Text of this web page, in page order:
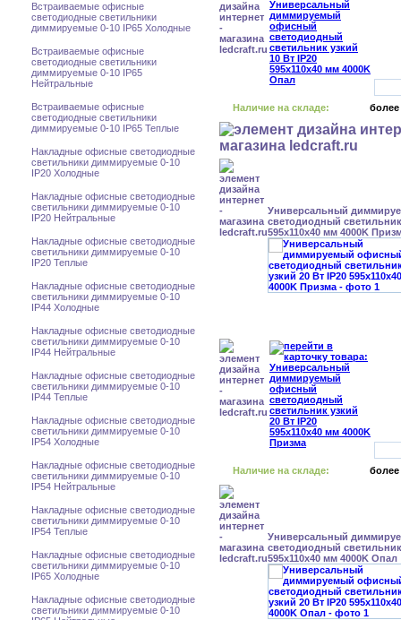
Встраиваемые офисные
светодиодные светильники
диммируемые 0-10 IP65 Холодные
Встраиваемые офисные
светодиодные светильники
диммируемые 0-10 IP65
Нейтральные
Встраиваемые офисные
светодиодные светильники
диммируемые 0-10 IP65 Теплые
Накладные офисные светодиодные
светильники диммируемые 0-10
IP20 Холодные
Накладные офисные светодиодные
светильники диммируемые 0-10
IP20 Нейтральные
Накладные офисные светодиодные
светильники диммируемые 0-10
IP20 Теплые
Накладные офисные светодиодные
светильники диммируемые 0-10
IP44 Холодные
Накладные офисные светодиодные
светильники диммируемые 0-10
IP44 Нейтральные
Накладные офисные светодиодные
светильники диммируемые 0-10
IP44 Теплые
Накладные офисные светодиодные
светильники диммируемые 0-10
IP54 Холодные
Накладные офисные светодиодные
светильники диммируемые 0-10
IP54 Нейтральные
Накладные офисные светодиодные
светильники диммируемые 0-10
IP54 Теплые
Накладные офисные светодиодные
светильники диммируемые 0-10
IP65 Холодные
Накладные офисные светодиодные
светильники диммируемые 0-10
Наличие на складе: более
Универсальный
светодиодный светильник
595x110x40 мм 4000K
Наличие на складе: более
Универсальный
светодиодный светильник
595x110x40 мм 4000K Опал